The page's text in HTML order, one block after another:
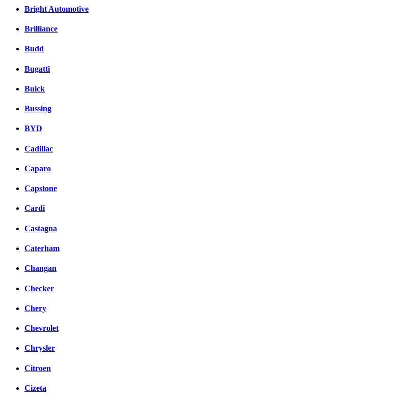
Bright Automotive
Brilliance
Budd
Bugatti
Buick
Bussing
BYD
Cadillac
Caparo
Capstone
Cardi
Castagna
Caterham
Changan
Checker
Chery
Chevrolet
Chrysler
Citroen
Cizeta